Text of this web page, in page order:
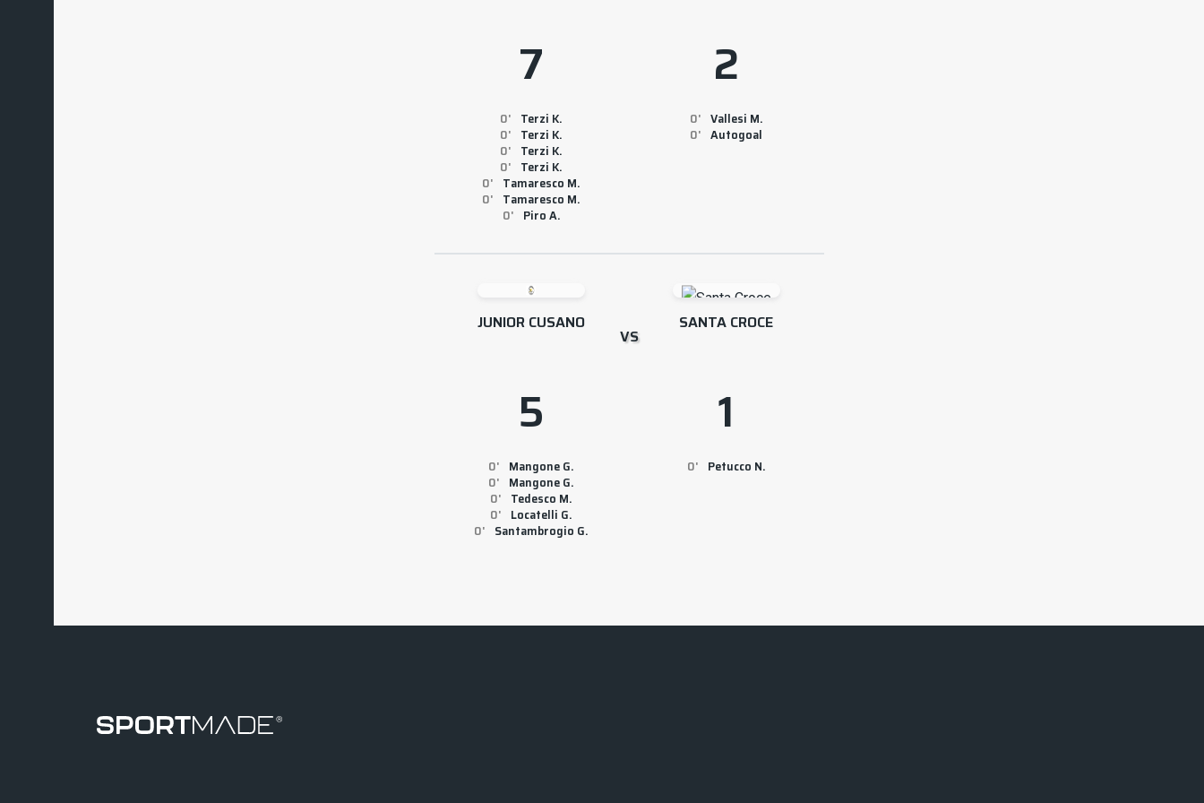
7
0
Terzi K.
0
Terzi K.
0
Terzi K.
0
Terzi K.
0
Tamaresco M.
0
Tamaresco M.
0
Piro A.
2
0
Vallesi M.
0
Autogoal
JUNIOR CUSANO
5
0
Mangone G.
0
Mangone G.
0
Tedesco M.
0
Locatelli G.
0
Santambrogio G.
VS
SANTA CROCE
1
0 Petucco N.